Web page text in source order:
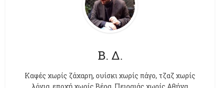
Β. Δ.
Kαφές χωρίς ζάχαρη, ουίσκι χωρίς πάγο, τζαζ χωρίς